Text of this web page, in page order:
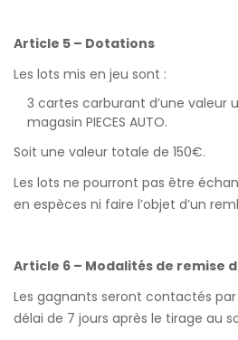
Article 5 – Dotations
Les lots mis en jeu sont :
3 cartes carburant d’une valeur
magasin PIECES AUTO.
Soit une valeur totale de 150€.
Les lots ne pourront pas être
en espèces ni faire l’objet d’un
Article 6 – Modalités de remise
Les gagnants seront contactés
délai de 7 jours après le tirage au